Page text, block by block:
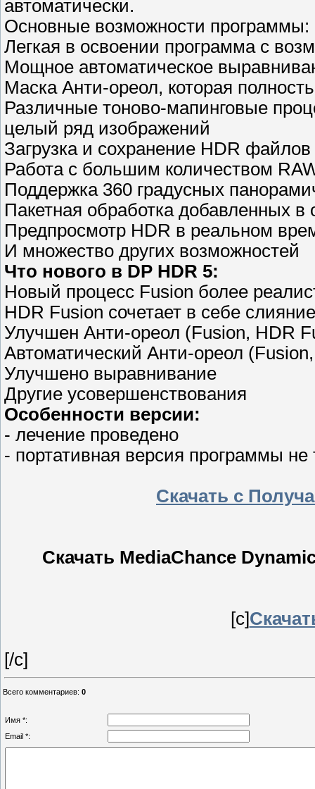
автоматически.
Основные возможности программы:
Легкая в освоении программа с
Мощное автоматическое
Маска Анти-ореол, которая
Различные тоново-мапинговые
целый ряд изображений
Загрузка и сохранение HDR файлов
Работа с большим количеством
Поддержка 360 градусных
Пакетная обработка добавленных
Предпросмотр HDR в реальном
И множество других возможностей
Что нового в DP HDR 5:
Новый процесс Fusion более
HDR Fusion сочетает в себе
Улучшен Анти-ореол (Fusion, HDR
Автоматический Анти-ореол
Улучшено выравнивание
Другие усовершенствования
Особенности версии:
- лечение проведено
- портативная версия программы
Скачать с
Скачать MediaChance
[c]
[/c]
Всего комментариев: 0
Имя *:
Email *: